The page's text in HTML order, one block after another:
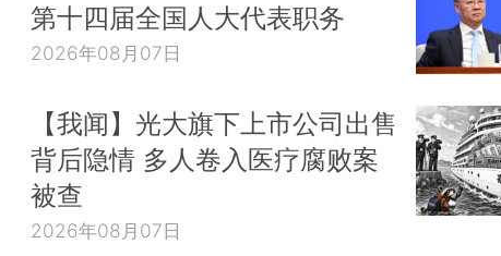
第十四届全国人大代表职务
2026年08月07日
【我闻】光大旗下上市公司出售
背后隐情 多人卷入医疗腐败案
被查
2026年08月07日